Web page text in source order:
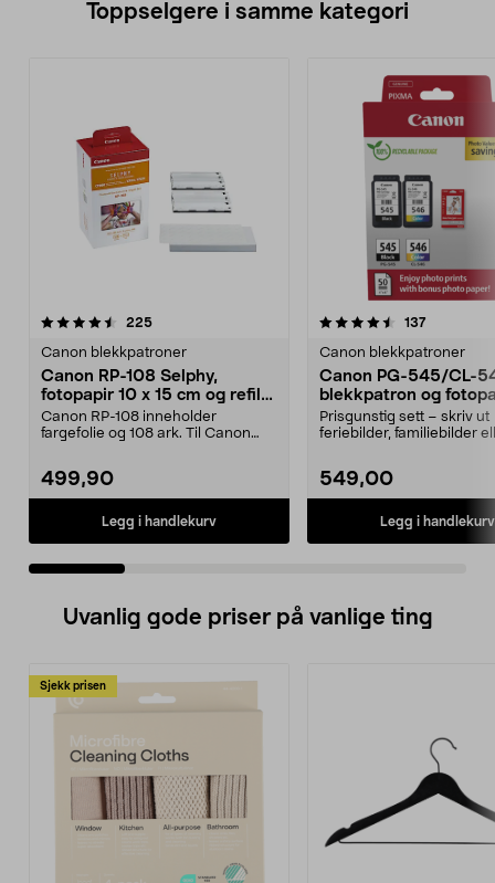
Toppselgere i samme kategori
225anmeldelser
Canon blekkpatroner
Canon RP-108 Selphy,
fotopapir 10 x 15 cm og refill
med fargefolie
Canon RP-108 inneholder
fargefolie og 108 ark. Til Canon
499,90
Legg i handlekurv
4.5 av 5 stjerner 137
Canon blekkpatroner
Canon PG-545/CL-
blekkpatron og
Prisgunstig sett – skriv ut
feriebilder, familiebilder
549,00
Legg i handlekurv
4.5 av 5 stjerner
Uvanlig gode priser på vanlige ting
Sjekk prisen